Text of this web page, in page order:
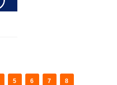
5 6 7 8